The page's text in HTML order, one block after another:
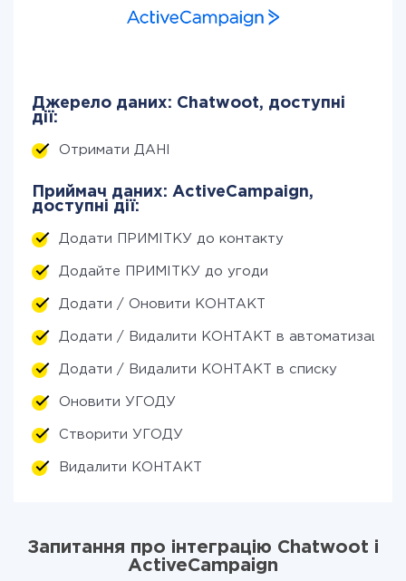
Джерело даних: Chatwoot, доступні
дії:
Отримати ДАНІ
Приймач даних: ActiveCampaign,
доступні дії:
Додати ПРИМІТКУ до контакту
Додайте ПРИМІТКУ до угоди
Додати / Оновити КОНТАКТ
Додати / Видалити КОНТАКТ в автоматизації
Додати / Видалити КОНТАКТ в списку
Оновити УГОДУ
Створити УГОДУ
Видалити КОНТАКТ
Запитання про інтеграцію Chatwoot і
ActiveCampaign